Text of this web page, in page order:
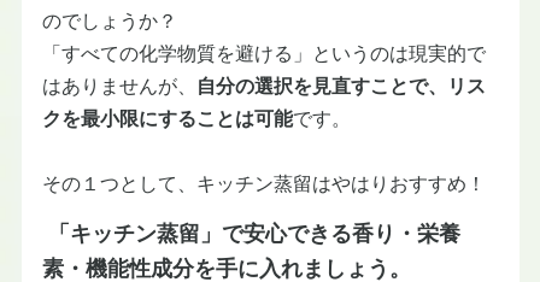
のでしょうか？
「すべての化学物質を避ける」というのは現実的で
はありませんが、
自分の選択を見直すことで、リス
クを最小限にすることは可能です。
その１つとして、キッチン蒸留はやはりおすすめ！
「キッチン蒸留」で安心できる香り・栄養
素・機能性成分を手に入れましょう。